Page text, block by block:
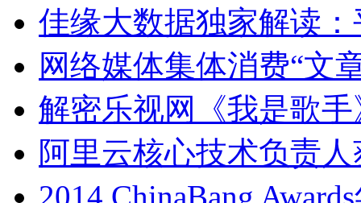
佳缘大数据独家解读
网络媒体集体消费“文
解密乐视网《我是歌
阿里云核心技术负责
2014 ChinaBang